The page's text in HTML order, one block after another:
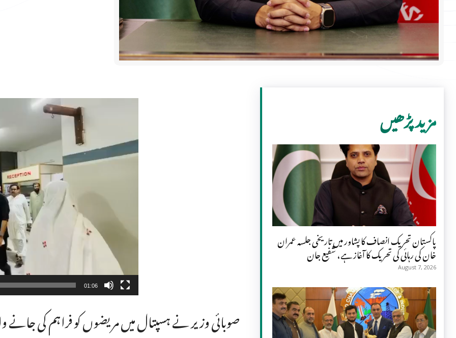
01:06
صوبائی وزیر نے ہسپتال میں مریضوں کو فراہم کی جانے
مزید پڑھیں
پاکستان تحریک انصاف کا پشاور میں تاریخی جلسہ عمران
خان کی رہائی کی تحریک کا آغاز ہے، شفیع جان
August 7, 2026